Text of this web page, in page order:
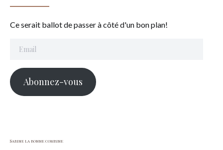
Ce serait ballot de passer à côté d'un bon plan!
Abonnez-vous
Sabine la bonne combine